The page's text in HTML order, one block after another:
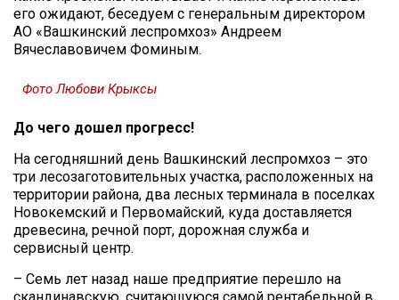
его ожидают, беседуем с генеральным директором
АО «Вашкинский леспромхоз» Андреем
Вячеславовичем Фоминым.
Фото Любови Крыксы
До чего дошел прогресс!
На сегодняшний день Вашкинский леспромхоз – это
три лесозаготовительных участка, расположенных на
территории района, два лесных терминала в поселках
Новокемский и Первомайский, куда доставляется
древесина, речной порт, дорожная служба и
сервисный центр.
– Семь лет назад наше предприятие перешло на